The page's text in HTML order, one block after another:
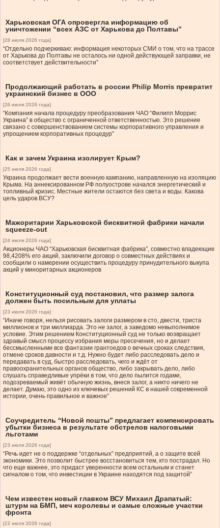
Харьковская ОГА опровергла информацию об
уничтожении “всех АЗС от Харькова до Полтавы”
[28 июля 2026 года]
“Отдельно подчеркиваю: информация некоторых СМИ о том, что на трассе
от Харькова до Полтавы не осталось ни одной действующей заправки, не
соответствует действительности”
Продолжающий работать в россии Philip Morris превратит
украинский бизнес в ООО
[26 июля 2026 года]
“Компания начала процедуру преобразования ЧАО “Филипп Моррис
Украина” в общество с ограниченной ответственностью. Это решение
связано с совершенствованием системы корпоративного управления и
упрощением корпоративных процедур”
Как и зачем Украина изолирует Крым?
[25 июля 2026 года]
Украина продолжает вести военную кампанию, направленную на изоляцию
Крыма. На аннексированном РФ полуострове начался энергетический и
топливный кризис. Местные жители остаются без света и воды. Какова
цель ударов ВСУ?
Мажоритарии Харьковской бисквитной фабрики начали
squeeze-out
[24 июля 2026 года]
Акционеры ЧАО “Харьковская бисквитная фабрика”, совместно владеющие
98,4208% его акций, заключили договор о совместных действиях и
сообщили о намерении осуществить процедуру принудительного выкупа
акций у миноритарных акционеров
Конституционный суд постановил, что размер залога
должен быть посильным для уплаты
[23 июля 2026 года]
“Иначе говоря, нельзя рисовать залоги размером в сто, двести, триста
миллионов и три миллиарда. Это не залог, а заведомо невыполнимое
условие. Этим решением Конституционный суд не только возвращает
здравый смысл процессу избрания меры пресечения, но и делает
бессмысленными все фантазии грантоедов о вечных сроках следствия,
отмене сроков давности и т.д. Нужно будет либо расследовать дело и
передавать в суд, быстро расследовать, чего и ждёт от
правоохранительных органов общество, либо закрывать дело, либо
слушать справедливые упрёки в том, что дело пылится годами,
подозреваемый живёт обычную жизнь, внеся залог, а никто ничего не
делает. Думаю, это одно из ключевых решений КС в нашей современной
истории, очень правильное и важное”
Соучредитель “Новой пошты” предлагает компенсировать
убытки бизнеса в результате обстрелов налоговыми
льготами
[23 июля 2026 года]
“Речь идет не о поддержке “отдельных” предприятий, а о защите всей
экономики. Это позволит быстрее восстановиться тем, кто пострадал. Но
что еще важнее, это придаст уверенности всем остальным и станет
сигналом о том, что инвестиции в Украине находятся под защитой”
Чем известен новый главком ВСУ Михаил Драпатый:
штурм на БМП, меч королевы и самые сложные участки
фронта
[22 июля 2026 года]